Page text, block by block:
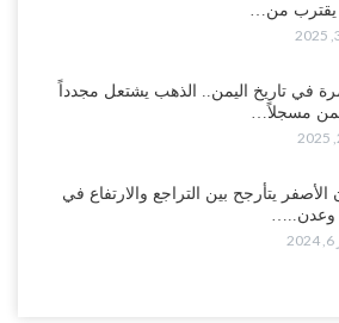
يقترب من…
في تاريخ اليمن.. الذهب يشتعل مجدداً
مسجلاً…
الأصفر يتأرجح بين التراجع والارتفاع في
وعدن..…